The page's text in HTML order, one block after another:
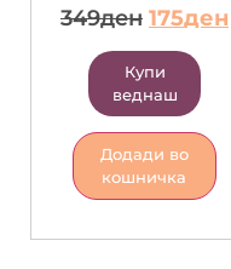
349ден 175ден
Купи
веднаш
Додади во
кошничка